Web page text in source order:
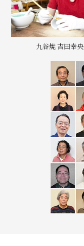
九谷焼 吉田幸央